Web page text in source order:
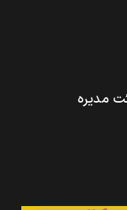
مدیره